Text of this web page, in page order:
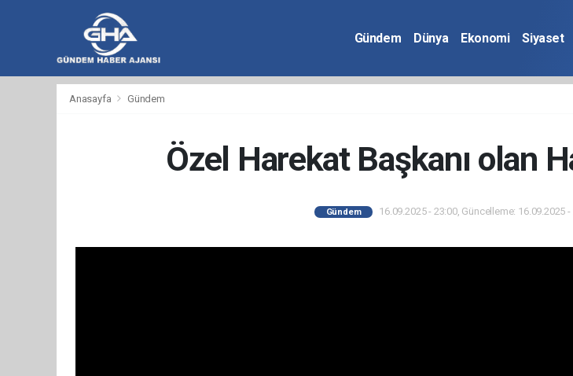
Gündem Dünya Ekonomi Siyaset
taraftarium24
taraftarium24
Anasayfa Gündem
Özel Harekat Başkanı olan
Gündem 16.09.2025 - 23:00, Güncelleme: 16.09.2025 -